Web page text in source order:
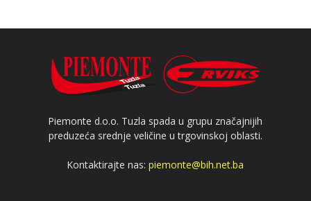
Piemonte d.o.o. Tuzla spada u grupu značajnijih
preduzeća srednje veličine u trgovinskoj oblasti.
Kontaktirajte nas:piemonte@bih.net.ba